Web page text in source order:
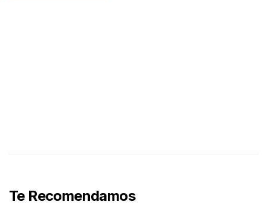
Te Recomendamos